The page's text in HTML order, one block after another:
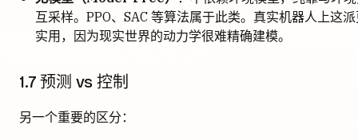
互采样。PPO、SAC 等算法属于此类。真实机器人上这
实用，因为现实世界的动力学很难精确建模。
1.7 预测 vs 控制
另一个重要的区分：